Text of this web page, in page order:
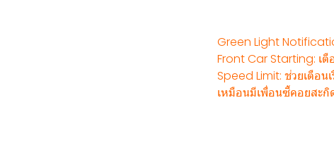
Green Light
Front Car Starting: เ
Speed Limit: ช่วยเตือน
เหมือนมีเพื่อนซี้คอยสะกิ